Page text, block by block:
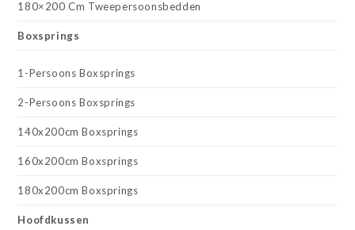
180×200 Cm Tweepersoonsbedden
Boxsprings
1-Persoons Boxsprings
2-Persoons Boxsprings
140x200cm Boxsprings
160x200cm Boxsprings
180x200cm Boxsprings
Hoofdkussen